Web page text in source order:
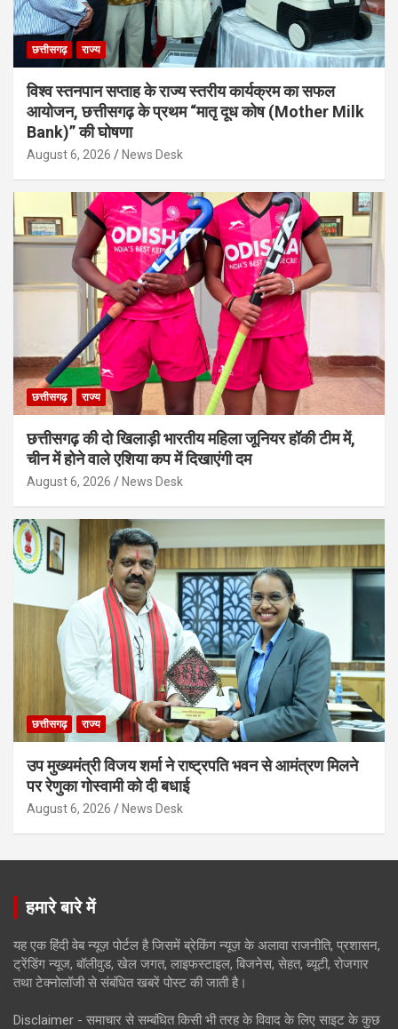
छत्तीसगढ़ राज्य
विश्व स्तनपान सप्ताह के राज्य स्तरीय कार्यक्रम का सफल
आयोजन, छत्तीसगढ़ के प्रथम “मातृ दूध कोष (Mother Milk
Bank)” की घोषणा
August 6, 2026 News Desk
छत्तीसगढ़ राज्य
छत्तीसगढ़ की दो खिलाड़ी भारतीय महिला जूनियर हॉकी टीम में,
चीन में होने वाले एशिया कप में दिखाएंगी दम
August 6, 2026 News Desk
छत्तीसगढ़ राज्य
उप मुख्यमंत्री विजय शर्मा ने राष्ट्रपति भवन से आमंत्रण मिलने
पर रेणुका गोस्वामी को दी बधाई
August 6, 2026 News Desk
हमारे बारे में
यह एक हिंदी वेब न्यूज़ पोर्टल है जिसमें ब्रेकिंग न्यूज़ के अलावा राजनीति, प्रशासन,
ट्रेंडिंग न्यूज, बॉलीवुड, खेल जगत, लाइफस्टाइल, बिजनेस, सेहत, ब्यूटी, रोजगार
तथा टेक्नोलॉजी से संबंधित खबरें पोस्ट की जाती है।
Disclaimer - समाचार से सम्बंधित किसी भी तरह के विवाद के लिए साइट के कुछ